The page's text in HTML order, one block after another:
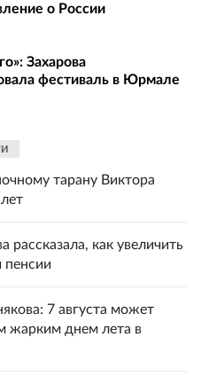
о России
Захарова
фестиваль в Юрмале
тарану Виктора
рассказала, как увеличить
пенсии
7 августа может
жарким днем лета в